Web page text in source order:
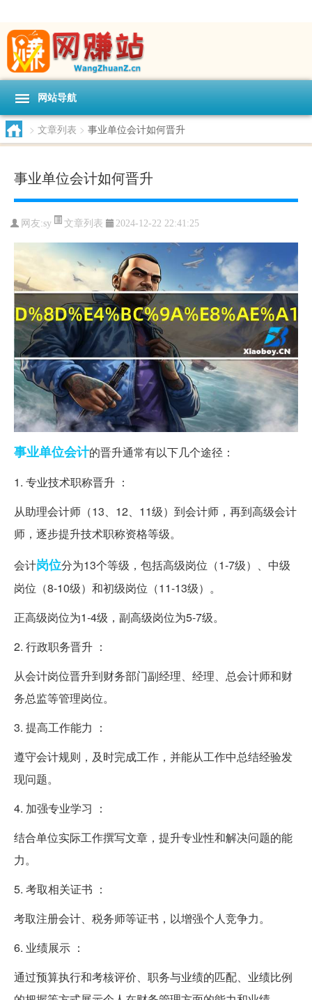
网站导航
> 文章列表 > 事业单位会计如何晋升
事业单位会计如何晋升
网友:sy 文章列表 2024-12-22 22:41:25
事业单位会计的晋升通常有以下几个途径：
1. 专业技术职称晋升 ：
从助理会计师（13、12、11级）到会计师，再到高级会计
师，逐步提升技术职称资格等级。
会计岗位分为13个等级，包括高级岗位（1-7级）、中级
岗位（8-10级）和初级岗位（11-13级）。
正高级岗位为1-4级，副高级岗位为5-7级。
2. 行政职务晋升 ：
从会计岗位晋升到财务部门副经理、经理、总会计师和财
务总监等管理岗位。
3. 提高工作能力 ：
遵守会计规则，及时完成工作，并能从工作中总结经验发
现问题。
4. 加强专业学习 ：
结合单位实际工作撰写文章，提升专业性和解决问题的能
力。
5. 考取相关证书 ：
考取注册会计、税务师等证书，以增强个人竞争力。
6. 业绩展示 ：
通过预算执行和考核评价、职务与业绩的匹配、业绩比例